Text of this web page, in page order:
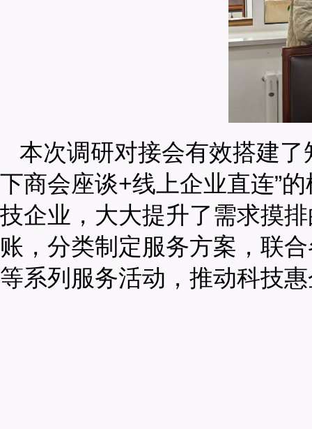
本次调研对接会有效搭建
下商会座谈+线上企业直连”
技企业，大大提升了需求摸
账，分类制定服务方案，联
等系列服务活动，推动科技